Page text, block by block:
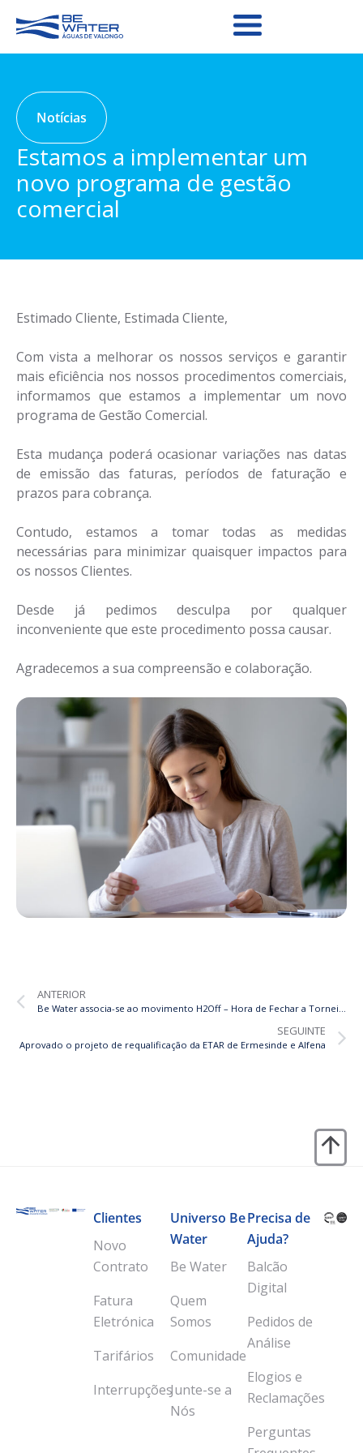
Notícias
Estamos a implementar um
novo programa de gestão
comercial
Estimado Cliente, Estimada Cliente,
Com vista a melhorar os nossos serviços e garantir
mais eficiência nos nossos procedimentos comerciais,
informamos que estamos a implementar um novo
programa de Gestão Comercial.
Esta mudança poderá ocasionar variações nas datas
de emissão das faturas, períodos de faturação e
prazos para cobrança.
Contudo, estamos a tomar todas as medidas
necessárias para minimizar quaisquer impactos para
os nossos Clientes.
Desde já pedimos desculpa por qualquer
inconveniente que este procedimento possa causar.
Agradecemos a sua compreensão e colaboração.
ANTERIOR
SEGUINTE
Aprovado o projeto de requalificação da ETAR de Ermesinde e Alfena
Clientes
Novo
Contrato
Fatura
Eletrónica
Tarifários
Interrupções
Universo Be
Water
Be Water
Quem
Somos
Comunidade
Junte-se a
Nós
Precisa de
Ajuda?
Balcão
Digital
Pedidos de
Análise
Elogios e
Reclamações
Perguntas